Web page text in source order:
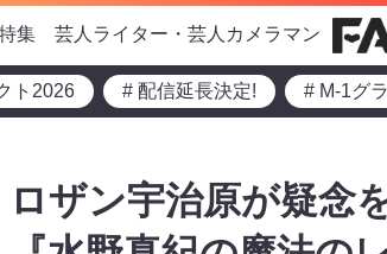
集 芸人ライター・芸人カメラマン
ト2026 # 配信延長決定! # M-1グ
ロザン宇治原が疑念